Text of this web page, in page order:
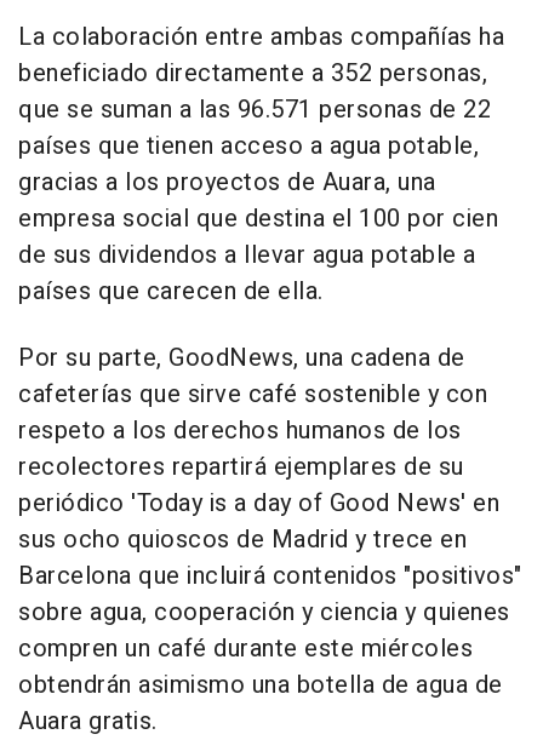
La colaboración entre ambas compañías ha
beneficiado directamente a 352 personas,
que se suman a las 96.571 personas de 22
países que tienen acceso a agua potable,
gracias a los proyectos de Auara, una
empresa social que destina el 100 por cien
de sus dividendos a llevar agua potable a
países que carecen de ella.
Por su parte, GoodNews, una cadena de
cafeterías que sirve café sostenible y con
respeto a los derechos humanos de los
recolectores repartirá ejemplares de su
periódico 'Today is a day of Good News' en
sus ocho quioscos de Madrid y trece en
Barcelona que incluirá contenidos "positivos"
sobre agua, cooperación y ciencia y quienes
compren un café durante este miércoles
obtendrán asimismo una botella de agua de
Auara gratis.